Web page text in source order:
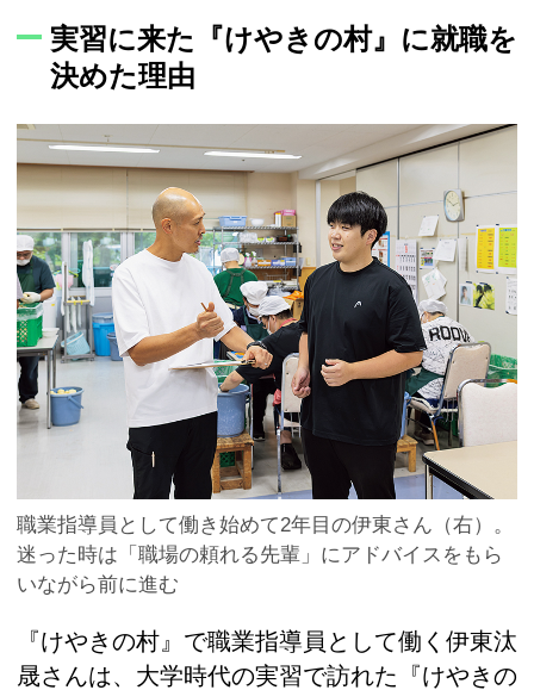
実習に来た『けやきの村』に就職を
決めた理由
職業指導員として働き始めて2年目の伊東さん（右）。
迷った時は「職場の頼れる先輩」にアドバイスをもら
いながら前に進む
『けやきの村』で職業指導員として働く伊東汰
晟さんは、大学時代の実習で訪れた『けやきの